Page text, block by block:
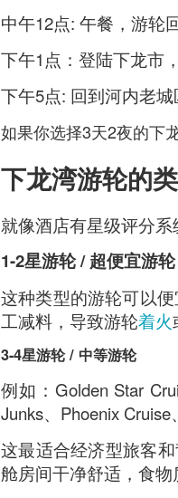
中午12点: 午餐，游轮
下午1点：登陆下龙市
下午5点: 回到河内老城
如果你选择3天2夜的下
下龙湾游轮的
就像酒店有星级评分
1-2星游轮 / 超便宜游轮
这种类型的游轮可以
工减料，导致游轮着火
3-4星游轮 / 中等游轮
例如：Golden Star
Junks、Phoenix Cruise
这最适合经济型旅客
舱房间干净舒适，食物
Garlic Prawn and
interesting rice dish I’ve
light it feels like I’m